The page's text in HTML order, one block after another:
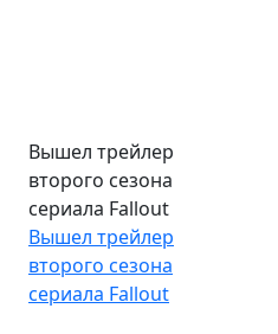
Вышел трейлер
второго сезона
сериала Fallout
Вышел трейлер
второго сезона
сериала Fallout